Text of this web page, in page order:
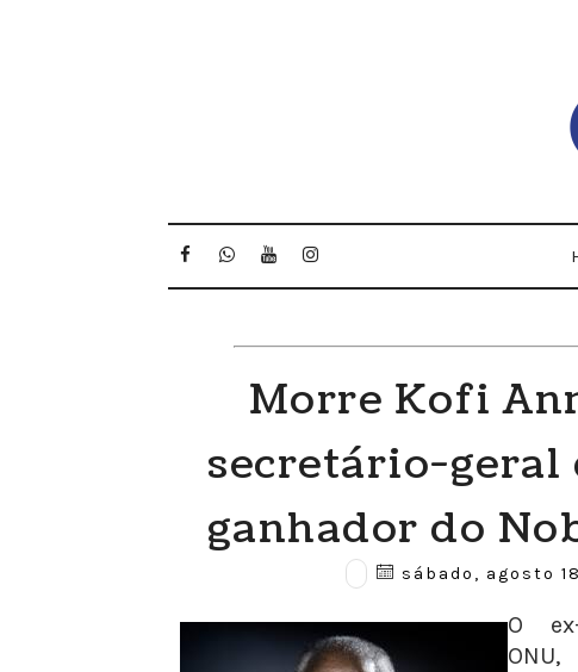
Morre Kofi
secretário-geral
ganhador do
sábado, agosto
O